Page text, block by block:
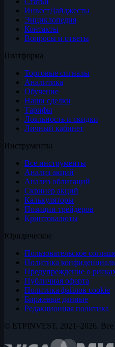
ИнвестДайджесты
Энциклопедия
Контакты
Вопросы и ответы
Платформа
Торговые сигналы
Аналитика
Обучение
Наши сделки
Тарифы
Лояльность и скидки
Личный кабинет
Инструменты
Все инструменты
Анализ акций
Анализ облигаций
Скринер акций
Калькуляторы
Позиции трейдеров
Криптовалюты
Юридическое
Пользовательское
Политика
Предупреждение о
Публичная оферта
Политика файлов cookie
Биржевые данные
Редакционная политика
© ETPINVEST, 2021–2026.